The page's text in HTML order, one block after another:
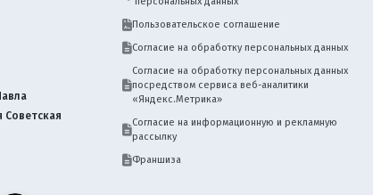
Советская
Пользовательское соглашение
Согласие на обработку персональных данных
Согласие на обработку персональных данных
посредством сервиса веб-аналитики
«Яндекс.Метрика»
Согласие на информационную и рекламную
рассылку
Франшиза